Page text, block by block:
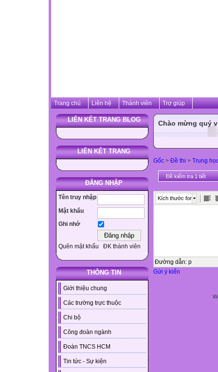
Trang chủ Liên hệ Thành viên Trợ giúp
LIÊN KẾT TRANG BLOG
LIÊN KẾT TRANG
ĐĂNG NHẬP
Tên truy nhập
Mật khẩu
Ghi nhớ
Quên mật khẩu ĐK thành viên
THÔNG TIN
Giới thiệu chung
Các trường trực thuộc
Chi bộ
Công đoàn ngành
Đoàn TNCS HCM
Tin tức - Sự kiện
Chào mừng quý
Gốc > Đề thi > Trung
Đề kiểm tra 1 tiết
Kích thước font
Đường dẫn: p
Gửi ý kiến